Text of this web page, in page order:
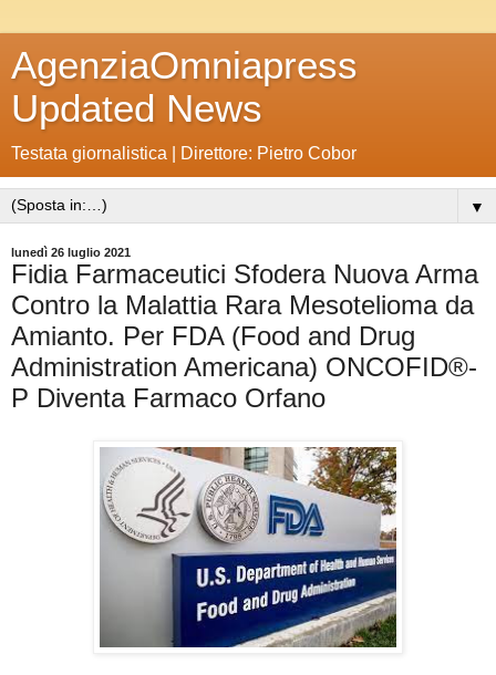
AgenziaOmniapress
Updated News
Testata giornalistica | Direttore: Pietro Cobor
▼
lunedì 26 luglio 2021
Fidia Farmaceutici Sfodera Nuova Arma
Contro la Malattia Rara Mesotelioma da
Amianto. Per FDA (Food and Drug
Administration Americana) ONCOFID®-
P Diventa Farmaco Orfano